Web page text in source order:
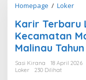
Homepage / LokerKarir
Karir Terbaru
Kecamatan
Malinau
Sasi Kirana
18 April 2026
Loker
230 Dilihat